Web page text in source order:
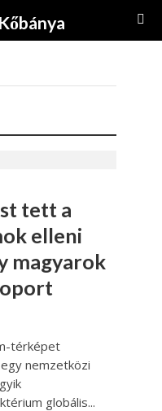
tett a
elleni
magyarok
térképet
nemzetközi
globális...